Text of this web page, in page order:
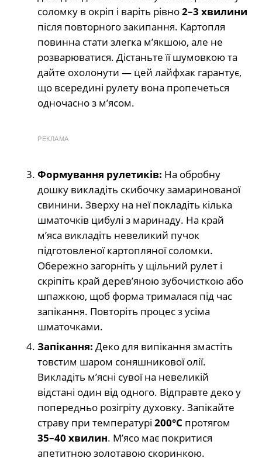
соломку в окріп і варіть рівно2–3 хвилини
після повторного закипання. Картопля
повинна стати злегка м’якшою, але не
розварюватися. Дістаньте її шумовкою та
дайте охолонути — цей лайфхак гарантує,
що всередині рулету вона пропечеться
одночасно з м’ясом.
РЕКЛАМА
Формування рулетиків: На обробну
дошку викладіть скибочку замаринованої
свинини. Зверху на неї покладіть кілька
шматочків цибулі з маринаду. На край
м’яса викладіть невеликий пучок
підготовленої картопляної соломки.
Обережно загорніть у щільний рулет і
скріпіть край дерев’яною зубочисткою або
шпажкою, щоб форма трималася під час
запікання. Повторіть процес з усіма
шматочками.
Запікання: Деко для випікання змастіть
товстим шаром соняшникової олії.
Викладіть м’ясні сувої на невеликій
відстані один від одного. Відправте деко у
попередньо розігріту духовку. Запікайте
страву при температурі 200°C протягом
35–40 хвилин. М’ясо має покритися
апетитною золотавою скоринкою.